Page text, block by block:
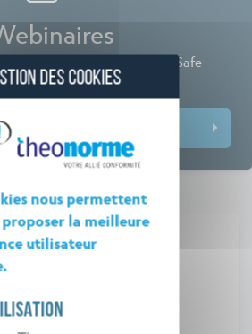
côtés, Théo Norme et BatiSafe
désormais des Webinaires
dates et inscriptions
réglementaire
DES COOKIES
nous permettent
proposer la meilleure
utilisateur